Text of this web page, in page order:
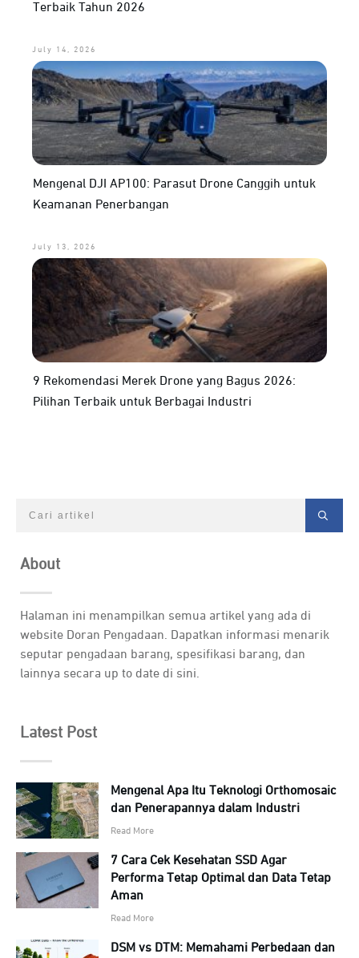
Terbaik Tahun 2026
July 14, 2026
Mengenal DJI AP100: Parasut Drone Canggih untuk
Keamanan Penerbangan
July 13, 2026
9 Rekomendasi Merek Drone yang Bagus 2026:
Pilihan Terbaik untuk Berbagai Industri
About
Halaman ini menampilkan semua artikel yang ada di
website Doran Pengadaan. Dapatkan informasi menarik
seputar pengadaan barang, spesifikasi barang, dan
lainnya secara up to date di sini.
Latest Post
Mengenal Apa Itu Teknologi Orthomosaic
dan Penerapannya dalam Industri
Read More
7 Cara Cek Kesehatan SSD Agar
Performa Tetap Optimal dan Data Tetap
Aman
Read More
DSM vs DTM: Memahami Perbedaan dan